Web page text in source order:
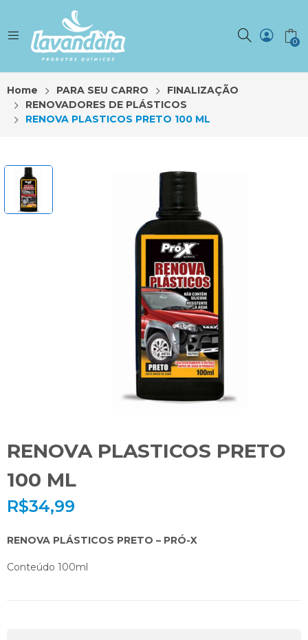
0
Home PARA SEU CARRO
FINALIZAÇÃO
RENOVADORES DE PLÁSTICOS
RENOVA PLASTICOS PRETO 100 ML
RENOVA PLASTICOS PRETO
100 ML
R$34,99
RENOVA PLÁSTICOS PRETO – PRÓ-X
Conteúdo 100ml